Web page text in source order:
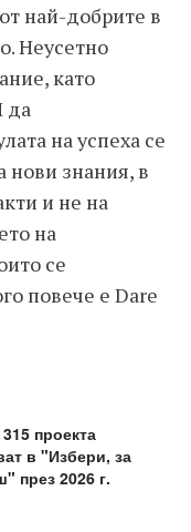
най-добрите в
Неусетно
като
да
на успеха се
нови знания, в
и не на
на
се
повече е Dare
проекта
в "Избери, за
през 2026 г.